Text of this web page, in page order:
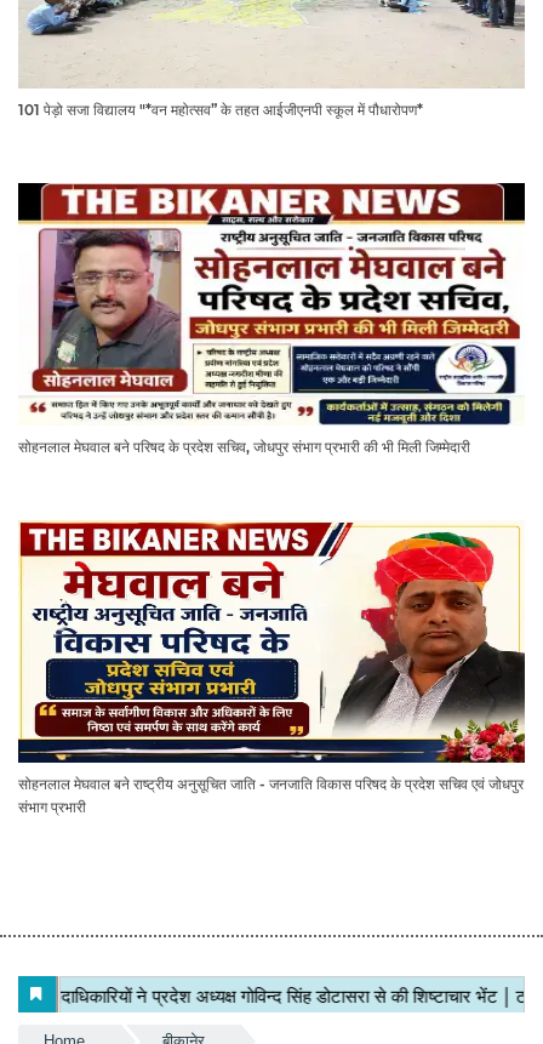
101 पेड़ो सजा विद्यालय "*वन महोत्सव” के तहत आईजीएनपी स्कूल में पौधारोपण*
सोहनलाल मेघवाल बने परिषद के प्रदेश सचिव, जोधपुर संभाग प्रभारी की भी मिली जिम्मेदारी
सोहनलाल मेघवाल बने राष्ट्रीय अनुसूचित जाति - जनजाति विकास परिषद के प्रदेश सचिव एवं जोधपुर
संभाग प्रभारी